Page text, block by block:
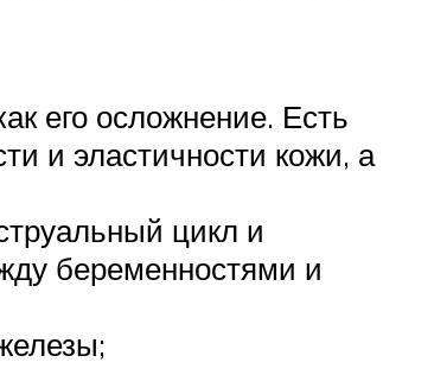
его осложнение. Есть
и эластичности кожи, а
цикл и
беременностями и